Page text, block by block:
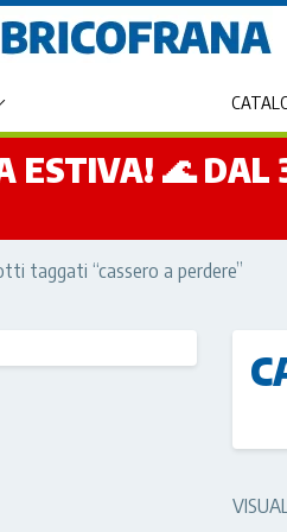
ESTIVA! 🌊 DAL
taggati “cassero a perdere”